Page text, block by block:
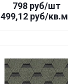
798 руб/шт
499,12 руб/кв.м